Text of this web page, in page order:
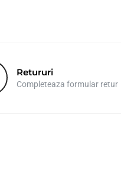
Retururi
Completeaza formular retur